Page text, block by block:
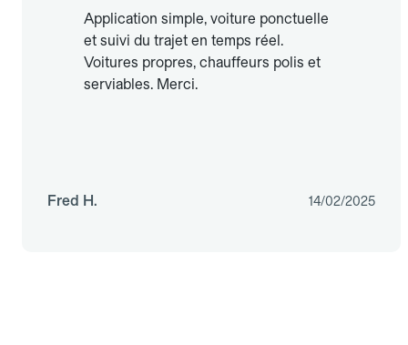
Application simple, voiture ponctuelle
et suivi du trajet en temps réel.
Voitures propres, chauffeurs polis et
serviables. Merci.
Fred H. 14/02/2025